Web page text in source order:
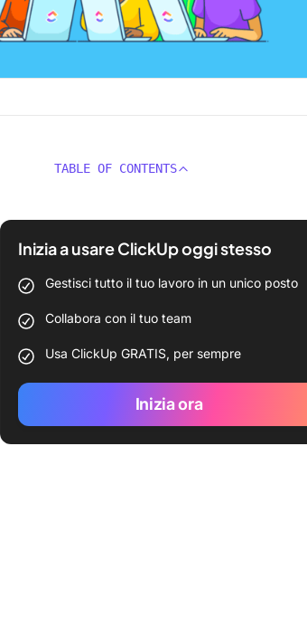
TABLE OF CONTENTS
Inizia a usare ClickUp oggi stesso
Gestisci tutto il tuo lavoro in un unico posto
Collabora con il tuo team
Usa ClickUp GRATIS, per sempre
Inizia ora